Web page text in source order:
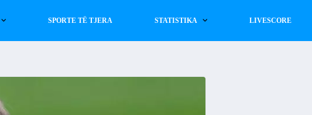
SPORTE TË TJERA STATISTIKA LIVESCORE